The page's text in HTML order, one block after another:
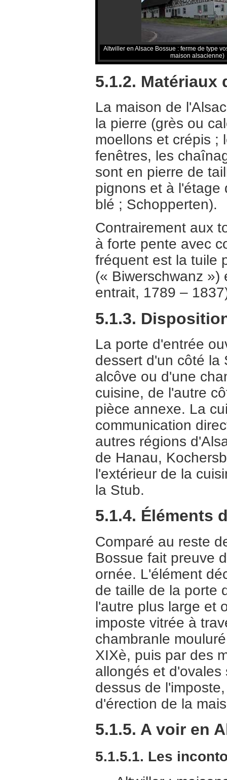
Altwiller en Alsace Bossue : ferme de type
maison alsacienne)
5.1.2.
La maison de
la pierre (grès ou
moellons et crépis ;
fenêtres, les
sont en pierre de
pignons et à l'étage
blé ; Schopperten).
Contrairement aux
à forte pente avec
fréquent est la tuile
(« Biwerschwanz »)
entrait, 1789 –
5.1.3.
La porte d'entrée
dessert d'un côté la
alcôve ou d'une
cuisine, de l'autre
pièce annexe. La
communication
autres régions
de Hanau,
l'extérieur de la
la Stub.
5.1.4. Éléments
Comparé au reste
Bossue fait preuve
ornée. L'élément
de taille de la porte
l'autre plus large et
imposte vitrée à
chambranle
XIXè, puis par des
allongés et
dessus de
d'érection de la
5.1.5. A voir en
5.1.5.1. Les